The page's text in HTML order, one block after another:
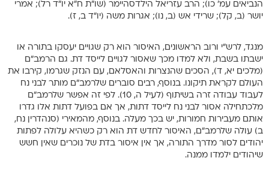
הנביאים עמ’ כו); הרב עזריאל הילדסהיימר (שו”ת ח”א יו”ד רל); אמרי
יושר (ב, קל); שרידי אש (ב, נו); אגרות משה (יו”ד ב, ז).
מנגד, לרש”י ורוב הראשונים, האיסור הוא רק שגויים יעסקו בתורה או
ישבתו בשבת, ולא למדו מכך שאסור לגויים לייסד דת. גם הרמב”ם
(מלכים יא, ד), הסכים שהנצרות והאסלאם, עם הנזק שגרמו, קירבו את
העולם לקראת תיקונו. בנוסף, רבים סוברים שלרמב”ם מותר לבני נח
לעבוד עבודה זרה בשיתוף (לעיל ה, 10). לפי זה אפשר שלרמב”ם
מלכתחילה אסור לבני נח לייסד דתות, אך אם בפועל דתות אלו גדרו
אותם מעבירות חמורות, יש בכך מעלה. בנוסף, מהמאירי (סנהדרין נח,
ב) עולה שלרמב”ם, האיסור לחדש דת הוא רק כשהיא עלולה לפתות
יהודים לסור מדרך התורה, אך אין איסור בדת של נוכרים שאין חשש
שיהודים ילמדו ממנה.